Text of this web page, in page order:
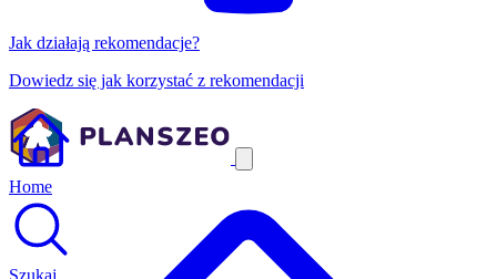
Jak działają rekomendacje?
Dowiedz się jak korzystać z rekomendacji
Home
Szukaj